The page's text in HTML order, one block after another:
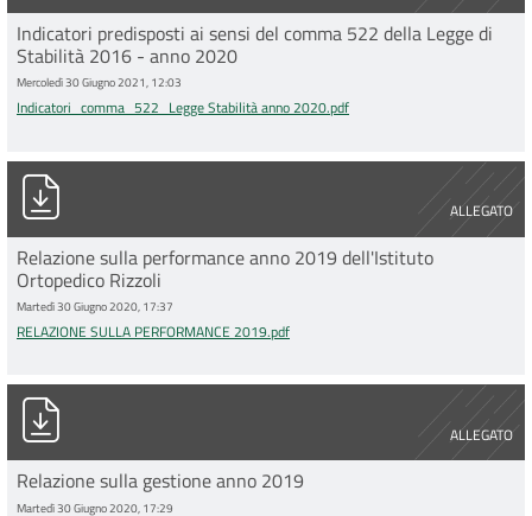
Indicatori predisposti ai sensi del comma 522 della Legge di
Stabilità 2016 - anno 2020
Mercoledì 30 Giugno 2021, 12:03
Indicatori_comma_522_Legge Stabilità anno 2020.pdf
ALLEGATO
RELAZIONE SULLA PERFORMANCE 2019.pdf
Relazione sulla performance anno 2019 dell'Istituto
Ortopedico Rizzoli
Martedì 30 Giugno 2020, 17:37
RELAZIONE SULLA PERFORMANCE 2019.pdf
ALLEGATO
Relazione sulla gestione 2019.pdf
Relazione sulla gestione anno 2019
Martedì 30 Giugno 2020, 17:29